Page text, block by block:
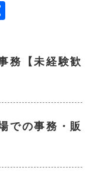
務【未経験歓
での事務・販